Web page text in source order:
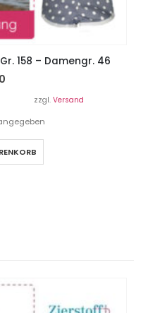
158 – Damengr. 46
zzgl. Versand